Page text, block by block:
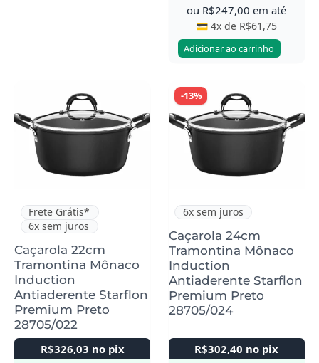
ou R$247,00 em até
💳 4x de R$61,75
Adicionar ao carrinho
Frete Grátis*
6x sem juros
Caçarola 22cm
Tramontina Mônaco
Induction
Antiaderente Starflon
Premium Preto
28705/022
R$326,03 no pix
-13%
6x sem juros
Caçarola 24cm
Tramontina Mônaco
Induction
Antiaderente Starflon
Premium Preto
28705/024
R$302,40 no pix